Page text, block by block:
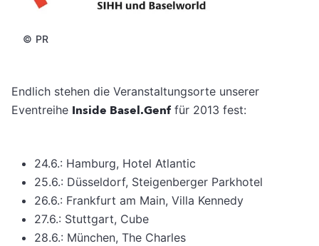
© PR
Endlich stehen die Veranstaltungsorte unserer
Eventreihe Inside Basel.Genf für 2013 fest:
24.6.: Hamburg, Hotel Atlantic
25.6.: Düsseldorf, Steigenberger Parkhotel
26.6.: Frankfurt am Main, Villa Kennedy
27.6.: Stuttgart, Cube
28.6.: München, The Charles